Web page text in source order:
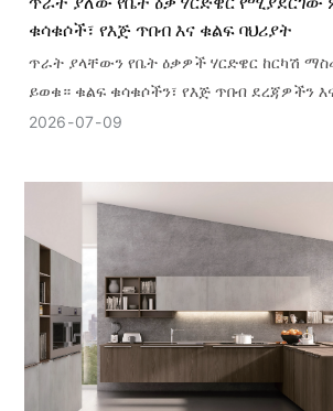
ቁሳቁሶች፣ የእጅ ጥበብ እና ቁልፍ ባህሪያት
ጥራት ያላቸውን የቤት ዕቃዎች ሃርድዌር ከርካሽ
ይወቁ። ቁልፍ ቁሳቁሶችን፣ የእጅ ጥበብ ደረጃዎችን እና
ሊኖሯቸው የሚገቡ ባህሪያትን ያስሱ።
2026 07 09